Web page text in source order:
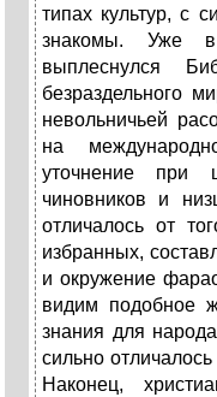
типах культур, с
знакомы. Уже
выплеснулся
безраздельного
не­воль­ничьей
на
уточнение при
чиновников и
отличалось от
избранных,
и окружение
видим подобное
знания для
сильно
Наконец,